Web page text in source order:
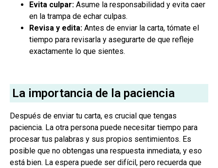
Evita culpar: Asume la responsabilidad y evita caer
en la trampa de echar culpas.
Revisa y edita: Antes de enviar la carta, tómate el
tiempo para revisarla y asegurarte de que refleje
exactamente lo que sientes.
La importancia de la paciencia
Después de enviar tu carta, es crucial que tengas
paciencia. La otra persona puede necesitar tiempo para
procesar tus palabras y sus propios sentimientos. Es
posible que no obtengas una respuesta inmediata, y eso
está bien. La espera puede ser difícil, pero recuerda que